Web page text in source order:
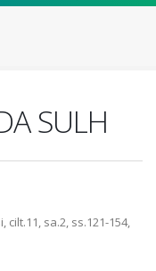
SULH
sa.2, ss.121-154,